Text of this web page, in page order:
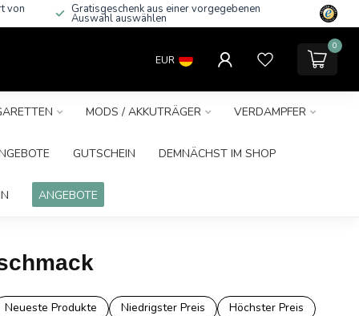
von Gratisgeschenk aus einer vorgegebenen
Auswahl auswählen
EUR
0
MODS / AKKUTRÄGER VERDAMPFER
GUTSCHEIN DEMNÄCHST IM SHOP
ANGEBOTE
Neueste Produkte Niedrigster Preis
Höchster Preis